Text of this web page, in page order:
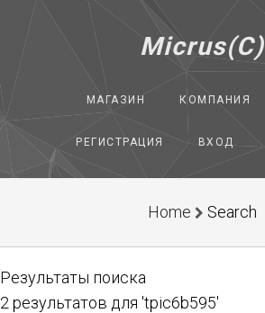
Micrus(C)
МАГАЗИН КОМПАНИЯ
РЕГИСТРАЦИЯ ВХОД
Home Search
Результаты поиска
2 результатов для 'tpic6b595'